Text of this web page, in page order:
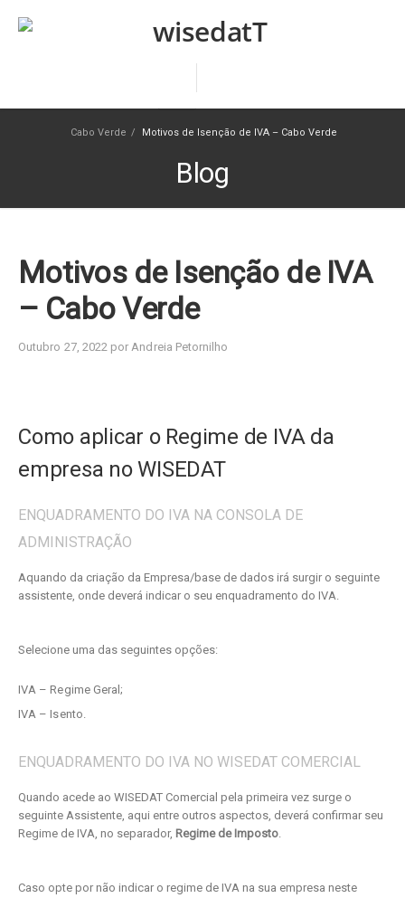
Cabo Verde / Motivos de Isenção de IVA – Cabo Verde
Blog
Motivos de Isenção de IVA
– Cabo Verde
Outubro 27, 2022 por Andreia Petornilho
Como aplicar o Regime de IVA da
empresa no WISEDAT
ENQUADRAMENTO DO IVA NA CONSOLA DE
ADMINISTRAÇÃO
Aquando da criação da Empresa/base de dados irá surgir o seguinte
assistente, onde deverá indicar o seu enquadramento do IVA.
Selecione uma das seguintes opções:
IVA – Regime Geral;
IVA – Isento.
ENQUADRAMENTO DO IVA NO WISEDAT COMERCIAL
Quando acede ao WISEDAT Comercial pela primeira vez surge o
seguinte Assistente, aqui entre outros aspectos, deverá confirmar seu
Regime de IVA, no separador, Regime de Imposto.
Caso opte por não indicar o regime de IVA na sua empresa neste